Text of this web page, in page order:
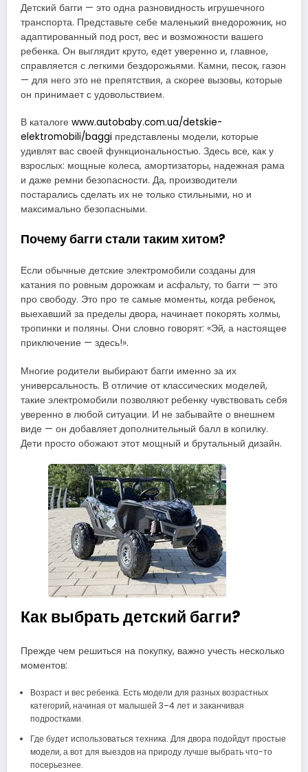
Детский багги — это одна разновидность игрушечного
транспорта. Представьте себе маленький внедорожник, но
адаптированный под рост, вес и возможности вашего
ребенка. Он выглядит круто, едет уверенно и, главное,
справляется с легкими бездорожьями. Камни, песок, газон
— для него это не препятствия, а скорее вызовы, которые
он принимает с удовольствием.
В каталоге www.autobaby.com.ua/detskie-
elektromobili/baggi представлены модели, которые
удивлят вас своей функциональностью. Здесь все, как у
взрослых: мощные колеса, амортизаторы, надежная рама
и даже ремни безопасности. Да, производители
постарались сделать их не только стильными, но и
максимально безопасными.
Почему багги стали таким хитом?
Если обычные детские электромобили созданы для
катания по ровным дорожкам и асфальту, то багги — это
про свободу. Это про те самые моменты, когда ребенок,
выехавший за пределы двора, начинает покорять холмы,
тропинки и поляны. Они словно говорят: «Эй, а настоящее
приключение — здесь!».
Многие родители выбирают багги именно за их
универсальность. В отличие от классических моделей,
такие электромобили позволяют ребенку чувствовать себя
уверенно в любой ситуации. И не забывайте о внешнем
виде — он добавляет дополнительный балл в копилку.
Дети просто обожают этот мощный и брутальный дизайн.
Как выбрать детский багги?
Прежде чем решиться на покупку, важно учесть несколько
моментов:
Возраст и вес ребенка. Есть модели для разных возрастных
категорий, начиная от малышей 3–4 лет и заканчивая
подростками.
Где будет использоваться техника. Для двора подойдут простые
модели, а вот для выездов на природу лучше выбрать что-то
посерьезнее.